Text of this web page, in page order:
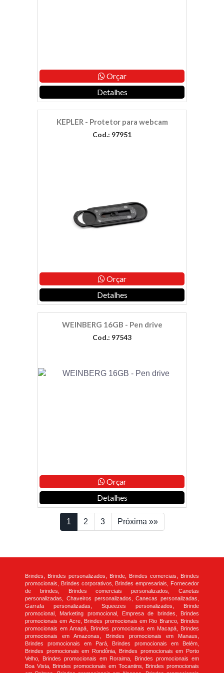
Orçar
Detalhes
KEPLER - Protetor para webcam
Cod.: 97951
Orçar
Detalhes
WEINBERG 16GB - Pen drive
Cod.: 97543
Orçar
Detalhes
1 2 3 Próxima »»
Brindes, Brindes personalizados, Brinde, Brindes comerciais, Brindes
promocionais, Brindes corporativos, Brindes empresariais, Fornecedor
de brindes, Brindes comerciais personalizados, Canetas
personalizadas, Chaveiros personalizados, Canecas personalizadas,
Garrafa personalizadas, Squeezes personalizados, Brinde
promocional, Marketing promocional, Empresa de brindes, Brindes
promocionais em Acre, Brindes promocionais em Rio Branco, Brindes
promocionais em Amapá, Brindes promocionais em Macapá, Brindes
promocionais em Amazonas, Brindes promocionais em Manaus,
Brindes promocionais em Pará, Brindes promocionais em Belém,
Brindes promocionais em Rondônia, Brindes promocionais em Porto
Velho, Brindes promocionais em Roraima, Brindes promocionais em
Boa Vista, Brindes promocionais em Tocantins, Brindes promocionais